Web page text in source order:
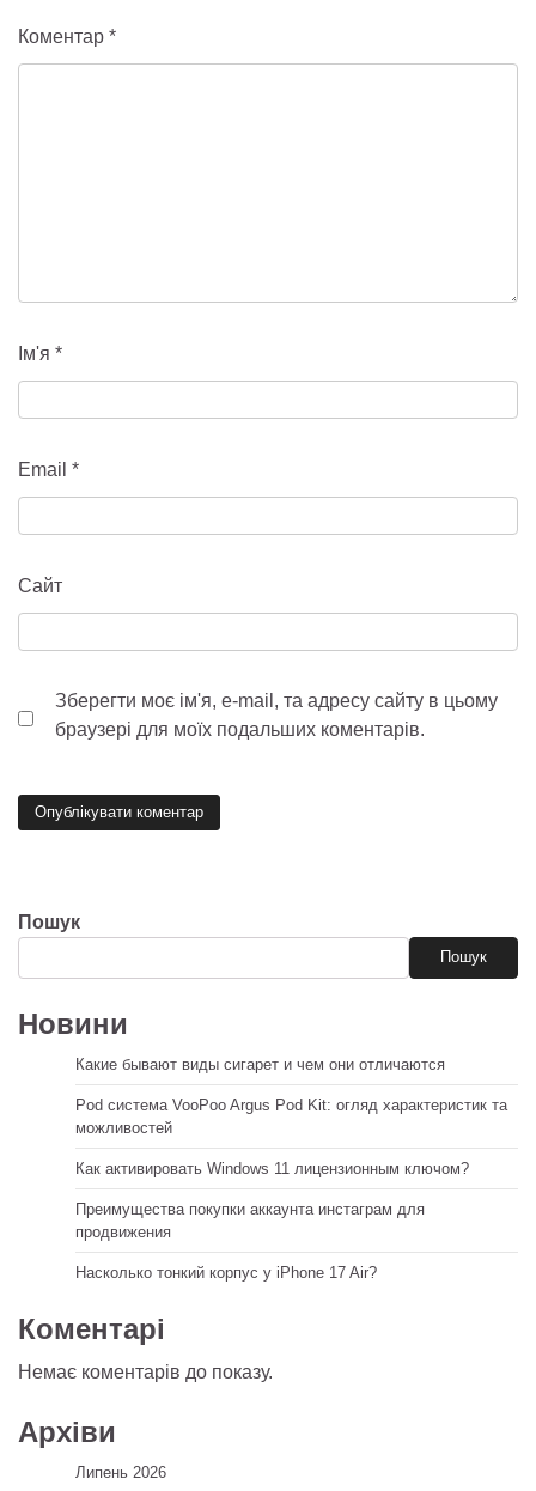
Коментар *
Ім'я *
Email *
Сайт
Зберегти моє ім'я, e-mail, та адресу сайту в цьому
браузері для моїх подальших коментарів.
Пошук
Пошук
Новини
Какие бывают виды сигарет и чем они отличаются
Pod система VooPoo Argus Pod Kit: огляд характеристик та
можливостей
Как активировать Windows 11 лицензионным ключом?
Преимущества покупки аккаунта инстаграм для
продвижения
Насколько тонкий корпус у iPhone 17 Air?
Коментарі
Немає коментарів до показу.
Архіви
Липень 2026